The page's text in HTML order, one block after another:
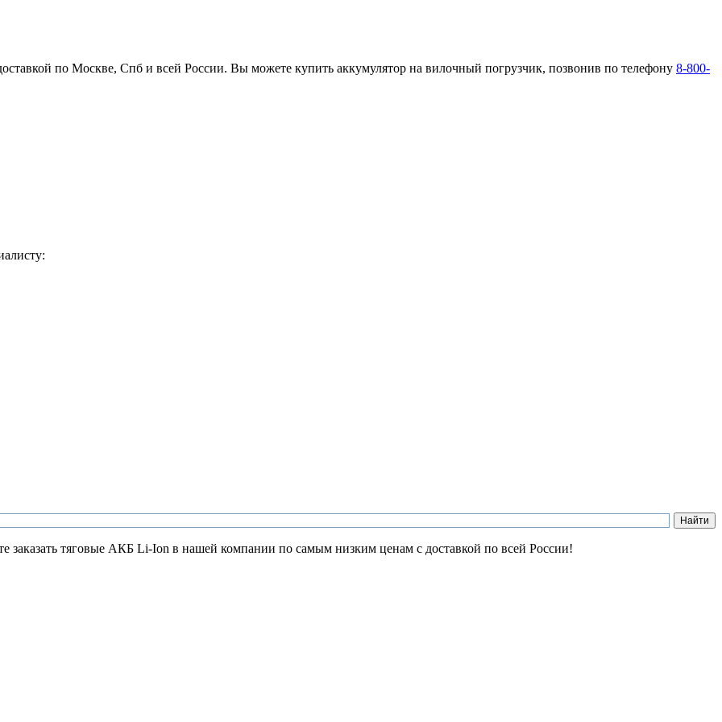
по Москве, Спб и всей России. Вы можете купить аккумулятор на вилочный погрузчик, позвонив по телефону 8-800-
заказать тяговые АКБ Li-Ion в нашей компании по самым низким ценам с доставкой по всей России!